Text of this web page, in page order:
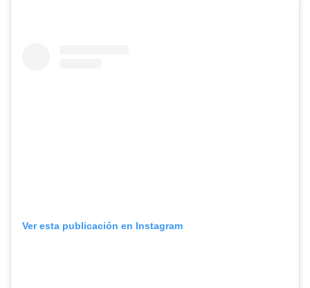
Ver esta publicación en Instagram